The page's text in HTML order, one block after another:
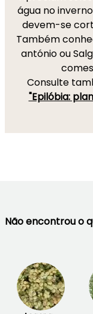
água no
devem-se
Também
antónio ou
Consulte
"Epilóbia:
Não encontrou o